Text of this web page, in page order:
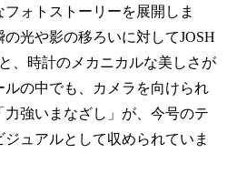
ォトストーリーを展開しま
光や影の移ろいに対してJOSH
、時計のメカニカルな美しさが
の中でも、カメラを向けられ
強いまなざし」が、今号のテ
ュアルとして収められていま